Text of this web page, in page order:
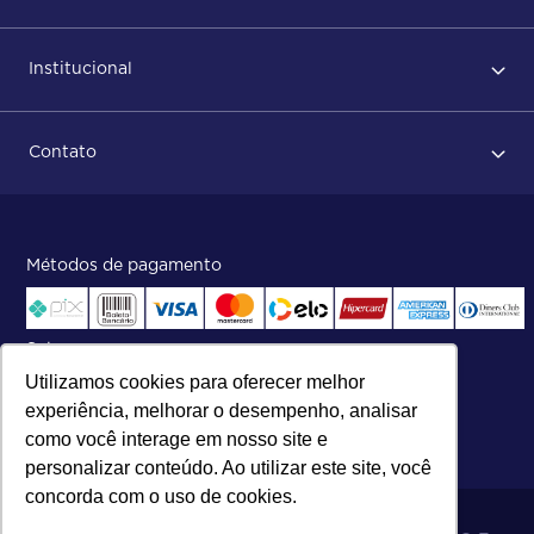
Utilizamos cookies para oferecer melhor
experiência, melhorar o desempenho, analisar
como você interage em nosso site e
personalizar conteúdo. Ao utilizar este site, você
concorda com o uso de cookies.
Após conclusão do pedido
Status do pedido e acompanhamento da entrega
Institucional
ISO
Contato
Central de atendimento:
Telefone:(27) 2121-9000
Segunda a Sexta das 8h às 17h30
Métodos de pagamento
Selos